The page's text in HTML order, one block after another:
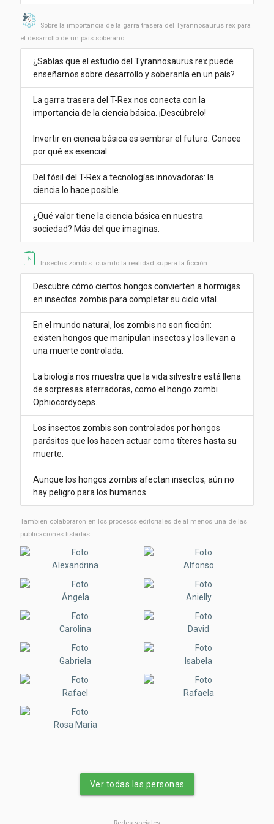
Sobre la importancia de la garra trasera del Tyrannosaurus rex para
el desarrollo de un país soberano
¿Sabías que el estudio del Tyrannosaurus rex puede
enseñarnos sobre desarrollo y soberanía en un país?
La garra trasera del T-Rex nos conecta con la
importancia de la ciencia básica. ¡Descúbrelo!
Invertir en ciencia básica es sembrar el futuro. Conoce
por qué es esencial.
Del fósil del T-Rex a tecnologías innovadoras: la
ciencia lo hace posible.
¿Qué valor tiene la ciencia básica en nuestra
sociedad? Más del que imaginas.
Insectos zombis: cuando la realidad supera la ficción
Descubre cómo ciertos hongos convierten a hormigas
en insectos zombis para completar su ciclo vital.
En el mundo natural, los zombis no son ficción:
existen hongos que manipulan insectos y los llevan a
una muerte controlada.
La biología nos muestra que la vida silvestre está llena
de sorpresas aterradoras, como el hongo zombi
Ophiocordyceps.
Los insectos zombis son controlados por hongos
parásitos que los hacen actuar como títeres hasta su
muerte.
Aunque los hongos zombis afectan insectos, aún no
hay peligro para los humanos.
También colaboraron ​​en los procesos editoriales de al menos una de las
publicaciones listadas
Alexandrina Alfonso
Ángela Anielly
Carolina David
Gabriela Isabela
Rafael Rafaela
Rosa Maria
Ver todas las personas